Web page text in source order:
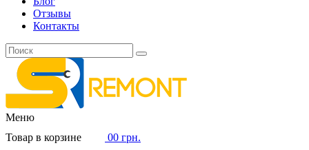
Отзывы
Контакты
Меню
Товар в корзине
00 грн.